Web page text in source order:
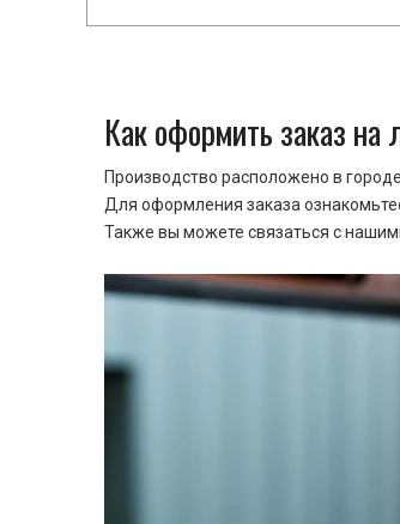
Как оформить заказ на
Производство расположено в
Для оформления заказа
Также вы можете связаться с